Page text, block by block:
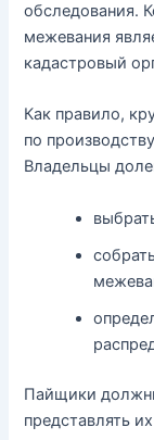
обследования.
межевания
кадастровый
Как правило,
по
Владельцы
Пайщики
представлять